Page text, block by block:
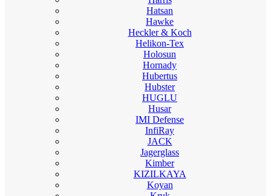
Hatsan
Hawke
Heckler & Koch
Helikon-Tex
Holosun
Hornady
Hubertus
Hubster
HUGLU
Husar
IMI Defense
InfiRay
JACK
Jagerglass
Kimber
KIZILKAYA
Koyan